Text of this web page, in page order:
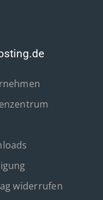
widerrufen